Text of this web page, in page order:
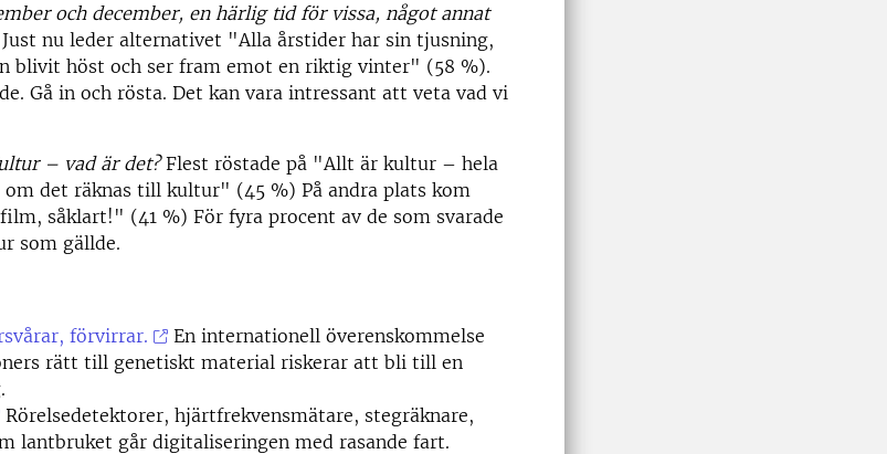
och december, en härlig tid för vissa, något annat
nu leder alternativet "Alla årstider har sin tjusning,
blivit höst och ser fram emot en riktig vinter" (58 %).
Gå in och rösta. Det kan vara intressant att veta vad vi
– vad är det?Flest röstade på "Allt är kultur – hela
om det räknas till kultur" (45 %) På andra plats kom
såklart!" (41 %) För fyra procent av de som svarade
som gällde.
förvirrar.
En internationell överenskommelse
rätt till genetiskt material riskerar att bli till en
Rörelsedetektorer, hjärtfrekvensmätare, stegräknare,
lantbruket går digitaliseringen med rasande fart.